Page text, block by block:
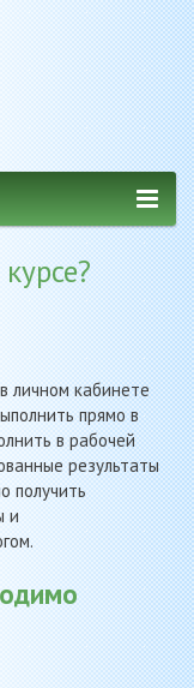
личном кабинете
прямо в
в рабочей
результаты
получить
и